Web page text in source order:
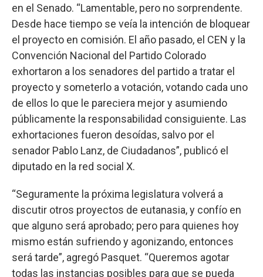
en el Senado. “Lamentable, pero no sorprendente.
Desde hace tiempo se veía la intención de bloquear
el proyecto en comisión. El año pasado, el CEN y la
Convención Nacional del Partido Colorado
exhortaron a los senadores del partido a tratar el
proyecto y someterlo a votación, votando cada uno
de ellos lo que le pareciera mejor y asumiendo
públicamente la responsabilidad consiguiente. Las
exhortaciones fueron desoídas, salvo por el
senador Pablo Lanz, de Ciudadanos”, publicó el
diputado en la red social X.
“Seguramente la próxima legislatura volverá a
discutir otros proyectos de eutanasia, y confío en
que alguno será aprobado; pero para quienes hoy
mismo están sufriendo y agonizando, entonces
será tarde”, agregó Pasquet. “Queremos agotar
todas las instancias posibles para que se pueda